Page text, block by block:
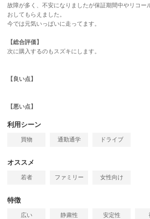
故障が多く、不安になりましたが保証期間中やリコー
おしてもらえました。
今では元気いっぱいに走ってます。
【総合評価】
次に購入するのもスズキにします。
【良い点】
【悪い点】
利用シーン
買物 通勤通学 ドライブ
オススメ
若者 ファミリー 女性向け
特徴
広い 静粛性 安定性